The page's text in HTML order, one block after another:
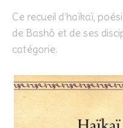
Ce recueil d’haïkaï,
de Bashô et de ses
catégorie.